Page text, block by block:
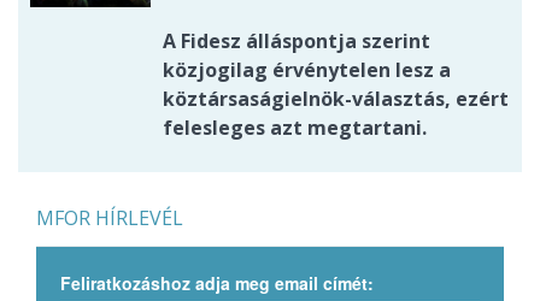
A Fidesz álláspontja szerint
közjogilag érvénytelen lesz a
köztársaságielnök-választás, ezért
felesleges azt megtartani.
MFOR HÍRLEVÉL
Feliratkozáshoz adja meg email címét: